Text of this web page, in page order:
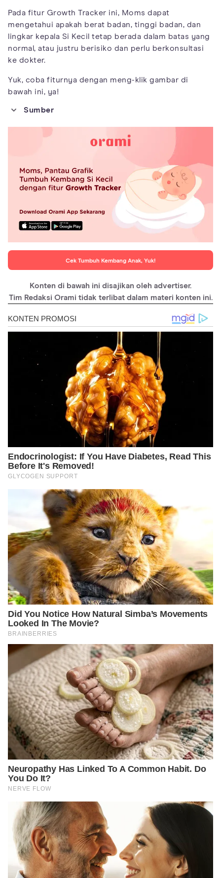
Pada fitur Growth Tracker ini, Moms dapat
mengetahui apakah berat badan, tinggi badan, dan
lingkar kepala Si Kecil tetap berada dalam batas yang
normal, atau justru berisiko dan perlu berkonsultasi
ke dokter.
Yuk, coba fiturnya dengan meng-klik gambar di
bawah ini, ya!
Sumber
https://parenting.firstcry.com/articles/developmental-
activities-for-2-month-old-baby/
https://www.sensorylifestyle.com/baby-activities/top-
Cek Tumbuh Kembang Anak, Yuk!
Konten di bawah ini disajikan oleh advertiser.
Tim Redaksi Orami tidak terlibat dalam materi konten ini.